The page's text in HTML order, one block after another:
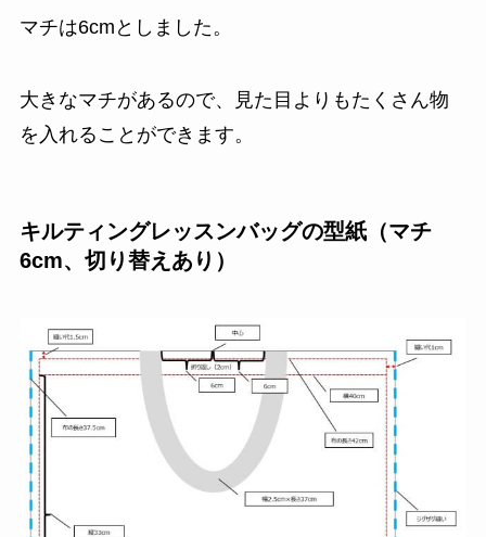
マチは6cmとしました。
大きなマチがあるので、見た目よりもたくさん物
を入れることができます。
キルティングレッスンバッグの型紙（マチ
6cm、切り替えあり）